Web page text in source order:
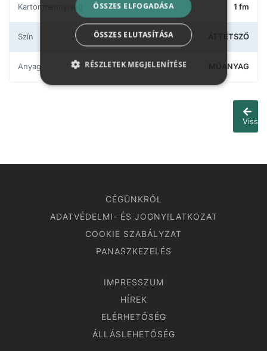
Kartonmennyiség 1 fm
Szín ÁTTETSZŐ
Anyag MŰANYAG
Vissza
CÉGÜNKRŐL
ADATVÉDELMI- ÉS JOGNYILATKOZAT
COOKIE SZABÁLYZAT
PANASZKEZELÉS
IMPRESSZUM
HÍREK
ELÉRHETŐSÉG
ÁLLÁSLEHETŐSÉG
ÖSSZES ELFOGADÁSA
ÖSSZES ELUTASÍTÁSA
RÉSZLETEK MEGJELENÍTÉSE